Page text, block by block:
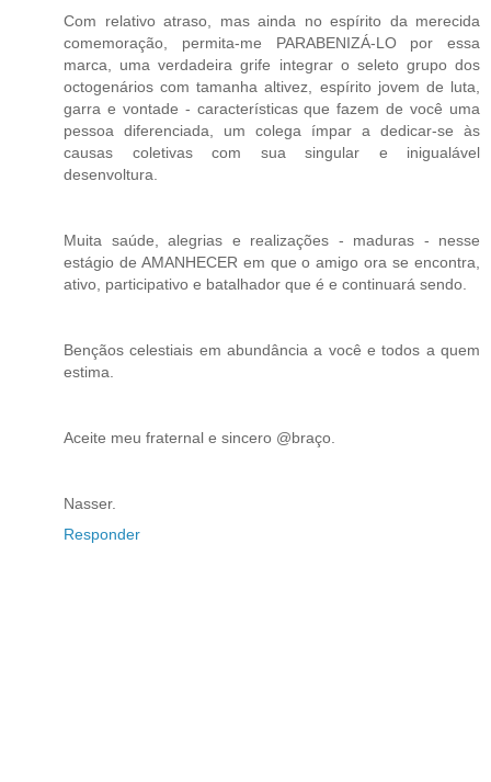
Com relativo atraso, mas ainda no espírito da merecida
comemoração, permita-me PARABENIZÁ-LO por essa
marca, uma verdadeira grife integrar o seleto grupo dos
octogenários com tamanha altivez, espírito jovem de luta,
garra e vontade - características que fazem de você uma
pessoa diferenciada, um colega ímpar a dedicar-se às
causas coletivas com sua singular e inigualável
desenvoltura.
Muita saúde, alegrias e realizações - maduras - nesse
estágio de AMANHECER em que o amigo ora se encontra,
ativo, participativo e batalhador que é e continuará sendo.
Bençãos celestiais em abundância a você e todos a quem
estima.
Aceite meu fraternal e sincero @braço.
Nasser.
Responder